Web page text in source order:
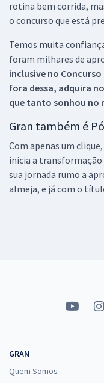
rotina bem corrida,
o concurso que está
Temos muita
foram milhares de
inclusive no Concurso
fora dessa, adquira
que tanto sonhou no
Gran também é
Com apenas um
inicia a transformação
sua jornada rumo a
almeja, e já com o
GRAN
Quem Somos